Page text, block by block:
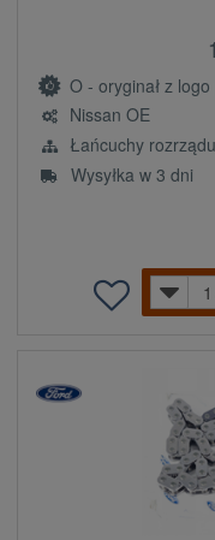
O - oryginał z
Nissan OE
Łańcuchy rozrządu
Wysyłka w 3 dni